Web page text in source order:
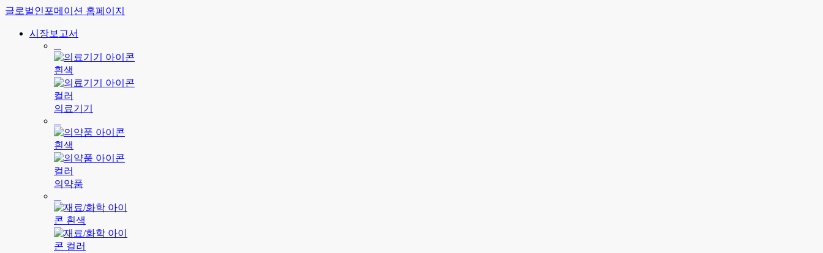
글로벌인포메이션 홈페이지
시장보고서
의료기기
의약품